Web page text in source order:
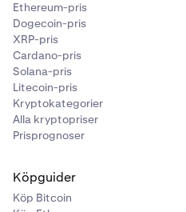
Ethereum-pris
Dogecoin-pris
XRP-pris
Cardano-pris
Solana-pris
Litecoin-pris
Kryptokategorier
Alla kryptopriser
Prisprognoser
Köpguider
Köp Bitcoin